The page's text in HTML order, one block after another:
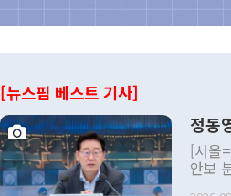
[뉴스핌 베스트 기사]
정동
[서울
안보